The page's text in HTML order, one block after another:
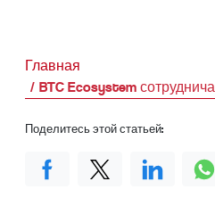
Главная
BTC Ecosystem
Поделитесь этой статьей: